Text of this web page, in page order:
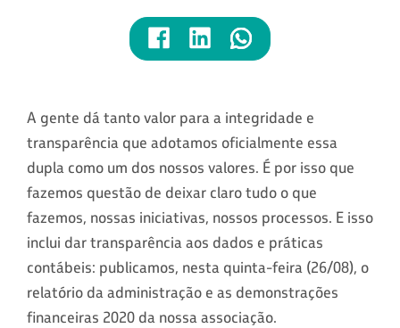
A gente dá tanto valor para a integridade e
transparência que adotamos oficialmente essa
dupla como um dos nossos valores. É por isso que
fazemos questão de deixar claro tudo o que
fazemos, nossas iniciativas, nossos processos. E isso
inclui dar transparência aos dados e práticas
contábeis: publicamos, nesta quinta-feira (26/08), o
relatório da administração e as demonstrações
financeiras 2020 da nossa associação.